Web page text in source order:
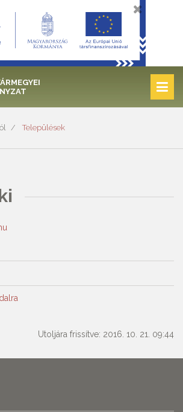
Települések
Utoljára frissítve: 2016. 10. 21. 09:44